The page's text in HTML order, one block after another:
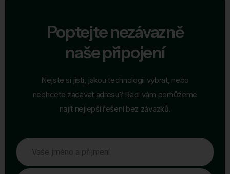
Poptejte nezávazně
naše připojení
Nejste si jisti, jakou technologii vybrat, nebo
nechcete zadávat adresu? Rádi vám pomůžeme
najít nejlepší řešení bez závazků.
Vaše jméno a příjmení